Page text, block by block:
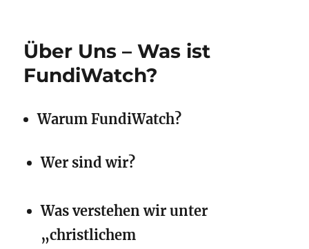
Über Uns – Was ist
FundiWatch?
Warum FundiWatch?
Wer sind wir?
Was verstehen wir unter
„christlichem